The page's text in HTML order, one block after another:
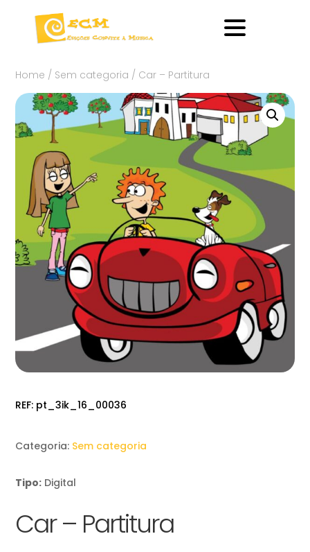
Home / Sem categoria / Car – Partitura
REF: pt_3ik_16_00036
Categoria: Sem categoria
Tipo: Digital
Car – Partitura